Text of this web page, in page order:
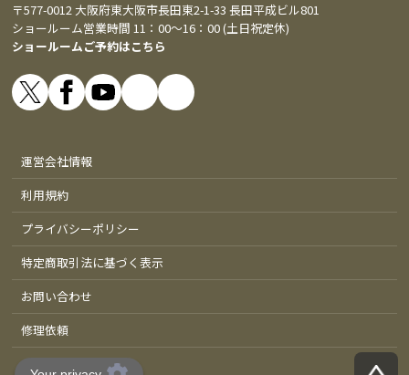
〒577-0012 大阪府東大阪市長田東2-1-33 長田平成ビル801
ショールーム営業時間 11：00～16：00 (土日祝定休)
ショールームご予約はこちら
運営会社情報
利用規約
プライバシーポリシー
特定商取引法に基づく表示
お問い合わせ
修理依頼